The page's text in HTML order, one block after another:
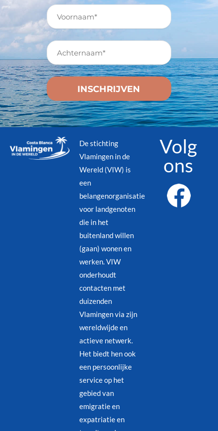
De stichting
Vlamingen in de
Wereld (VIW) is
een
belangenorganisatie
voor landgenoten
die in het
buitenland willen
(gaan) wonen en
werken. VIW
onderhoudt
contacten met
duizenden
Vlamingen via zijn
wereldwijde en
actieve netwerk.
Het biedt hen ook
een persoonlijke
service op het
gebied van
emigratie en
expatriatie en
Volg
ons